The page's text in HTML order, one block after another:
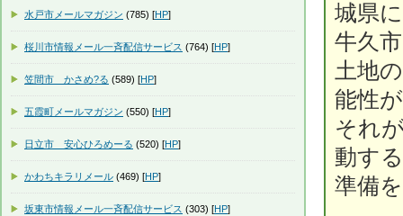
城県
牛久
土地
能性
それ
動す
準備
水戸市メールマガジン (785) [HP]
桜川市情報メール一斉配信サービス (764) [HP]
笠間市 かさめ?る (589) [HP]
五霞町メールマガジン (550) [HP]
日立市 安心ひろめーる (520) [HP]
かわちキラリメール (469) [HP]
坂東市情報メール一斉配信サービス (303) [HP]